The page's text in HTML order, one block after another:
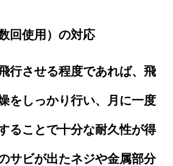
回使用）の対応
行させる程度であれば、飛
をしっかり行い、月に一度
ることで十分な耐久性が得
サビが出たネジや金属部分